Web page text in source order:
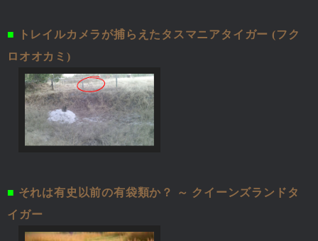
■
トレイルカメラが捕らえたタスマニアタイガー (フク
ロオオカミ)
■ それは有史以前の有袋類か？ ～ クイーンズランドタ
イガー